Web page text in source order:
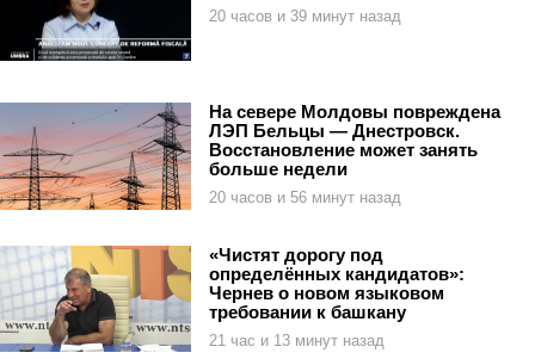
20 часов и 39 минут назад
На севере Молдовы повреждена
ЛЭП Бельцы — Днестровск.
Восстановление может занять
больше недели
20 часов и 56 минут назад
«Чистят дорогу под
определённых кандидатов»:
Чернев о новом языковом
требовании к башкану
21 час и 13 минут назад